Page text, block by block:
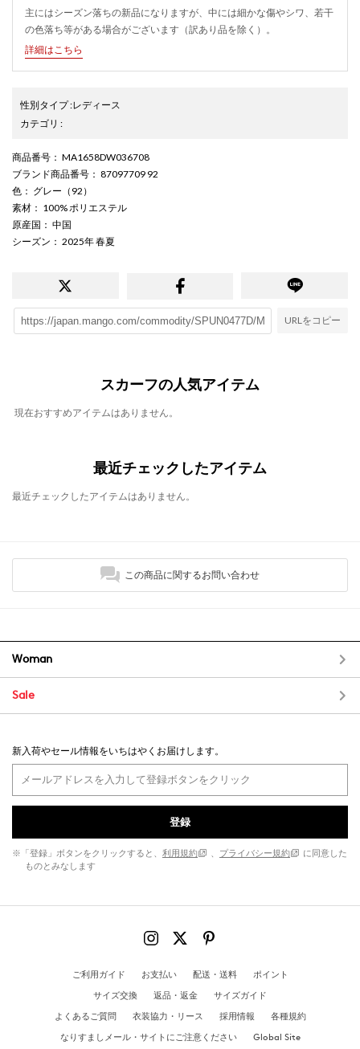
主にはシーズン落ちの新品になりますが、中には細かな傷やシワ、若干
の色落ち等がある場合がございます（訳あり品を除く）。
詳細はこちら
性別タイプ:レディース
カテゴリ :
商品番号 ： MA1658DW036708
ブランド商品番号 ： 87097709 92
色 ： グレー（92）
素材 ： 100% ポリエステル
原産国 ： 中国
シーズン ： 2025年 春夏
URLをコピー
スカーフの人気アイテム
現在おすすめアイテムはありません。
最近チェックしたアイテム
最近チェックしたアイテムはありません。
この商品に関するお問い合わせ
Woman
Sale
新入荷やセール情報をいちはやくお届けします。
登録
※「登録」ボタンをクリックすると、 利用規約 、 プライバシー規約
に同意した
ものとみなします
ご利用ガイド お支払い 配送・送料
ポイント
サイズ交換
返品・返金
サイズガイド
よくあるご質問
衣装協力・リース 採用情報
各種規約
なりすましメール・サイトにご注意ください
Global Site